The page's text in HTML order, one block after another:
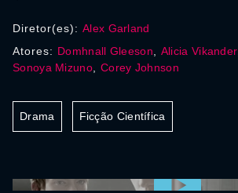
Diretor(es): Alex Garland
Atores: Domhnall Gleeson Alicia Vikander
Sonoya Mizuno, Corey Johnson
Drama Ficção Científica